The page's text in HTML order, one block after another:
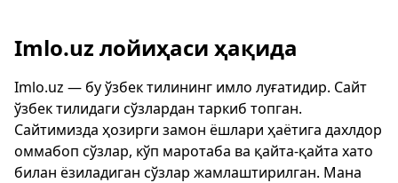
Imlo.uz лойиҳаси ҳақида
Imlo.uz — бу ўзбек тилининг имло луғатидир. Сайт
ўзбек тилидаги сўзлардан таркиб топган.
Сайтимизда ҳозирги замон ёшлари ҳаётига дахлдор
оммабоп сўзлар, кўп маротаба ва қайта-қайта хато
билан ёзиладиган сўзлар жамлаштирилган. Мана